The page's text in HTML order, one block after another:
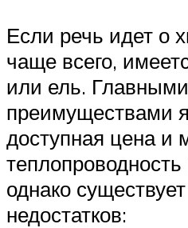
Если речь идет о
чаще всего,
или ель. Главными
преимуществами
доступная цена и
однако
недостатков: